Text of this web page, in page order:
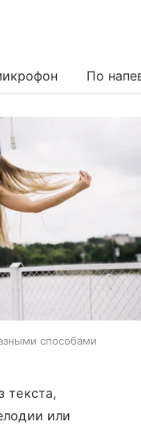
По
способами
текста,
или